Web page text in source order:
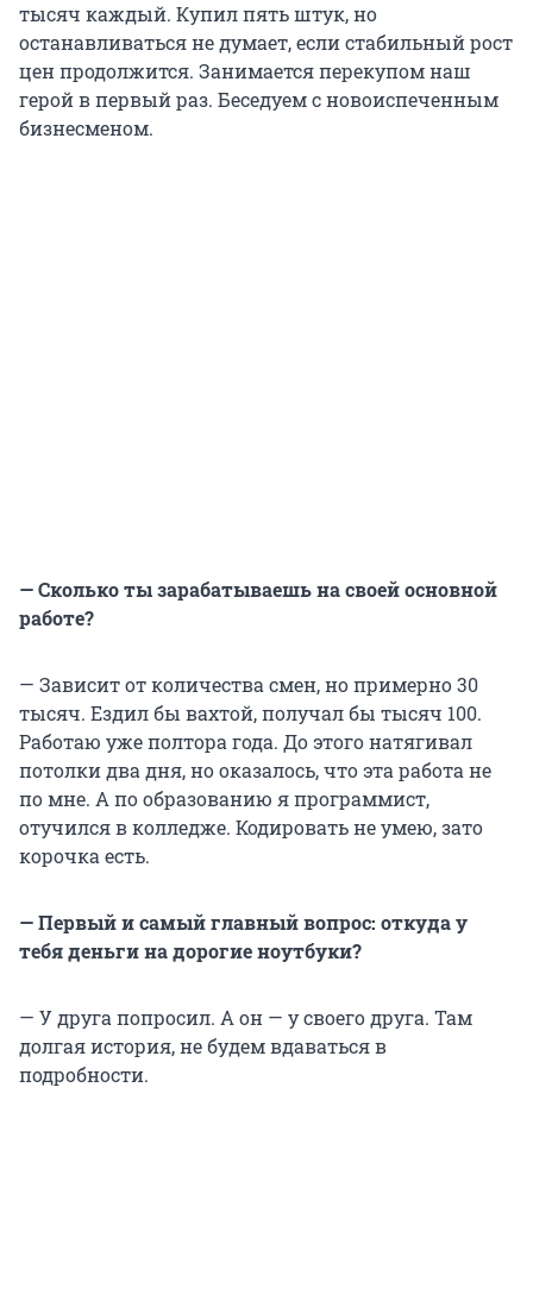
тысяч каждый. Купил пять штук, но
останавливаться не думает, если стабильный рост
цен продолжится. Занимается перекупом наш
герой в первый раз. Беседуем с новоиспеченным
бизнесменом.
— Сколько ты зарабатываешь на своей основной
работе?
— Зависит от количества смен, но примерно 30
тысяч. Ездил бы вахтой, получал бы тысяч 100.
Работаю уже полтора года. До этого натягивал
потолки два дня, но оказалось, что эта работа не
по мне. А по образованию я программист,
отучился в колледже. Кодировать не умею, зато
корочка есть.
— Первый и самый главный вопрос: откуда у
тебя деньги на дорогие ноутбуки?
— У друга попросил. А он — у своего друга. Там
долгая история, не будем вдаваться в
подробности.